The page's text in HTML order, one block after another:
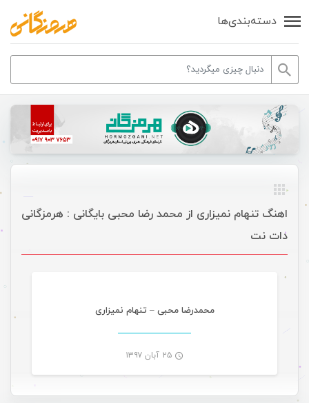
دسته‌بندی‌ها
اهنگ تنهام نمیزاری از محمد رضا محبی بایگانی : هرمزگانی
دات نت
محمدرضا محبی – تنهام نمیزاری
۲۵ آبان ۱۳۹۷